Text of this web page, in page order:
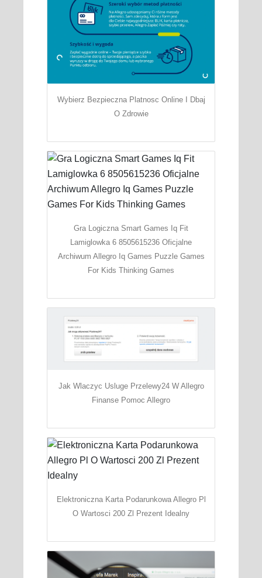
Wybierz Bezpieczna Platnosc Online I Dbaj
O Zdrowie
Gra Logiczna Smart Games Iq Fit
Lamiglowka 6 8505615236 Oficjalne
Archiwum Allegro Iq Games Puzzle Games
For Kids Thinking Games
Jak Wlaczyc Usluge Przelewy24 W Allegro
Finanse Pomoc Allegro
Elektroniczna Karta Podarunkowa Allegro Pl
O Wartosci 200 Zl Prezent Idealny